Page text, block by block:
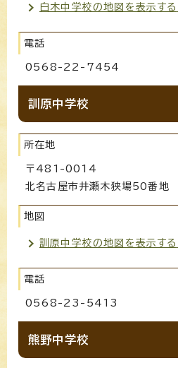
白木中学校の地図を表示する
電話
0568-22-7454
訓原中学校
所在地
〒481-0014
北名古屋市井瀬木狭場50番地
地図
訓原中学校の地図を表示する
電話
0568-23-5413
熊野中学校